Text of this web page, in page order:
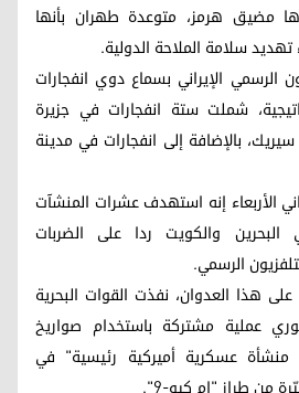
مضيق هرمز، متوعدة طهران بأنها
سلامة الملاحة الدولية.
الرسمي الإيراني بسماع دوي انفجارات
شملت ستة انفجارات في جزيرة
بالإضافة إلى انفجارات في مدينة
الأربعاء إنه استهدف عشرات المنشآت
البحرين والكويت ردا على الضربات
الرسمي.
هذا العدوان، نفذت القوات البحرية
عملية مشتركة باستخدام صواريخ
مسيّرات، استهدفت 85 منشأة عسكرية أميركية رئيسية" في